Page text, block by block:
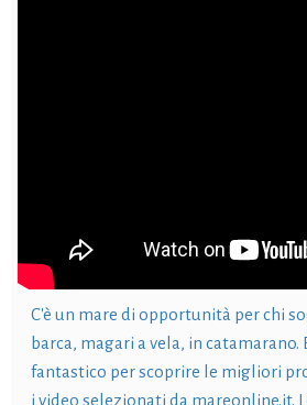
C'è un mare di opportunità per chi
barca, magari a vela, in catamarano.
fantastico per scoprire le migliori
i video selezionati da mareonline.it.